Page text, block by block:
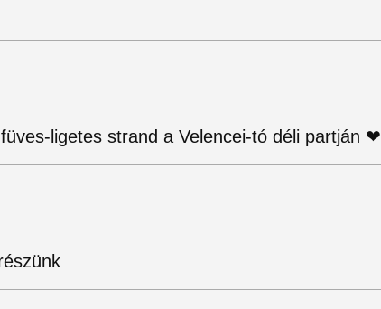
ligetes strand a Velencei-tó déli partján ❤